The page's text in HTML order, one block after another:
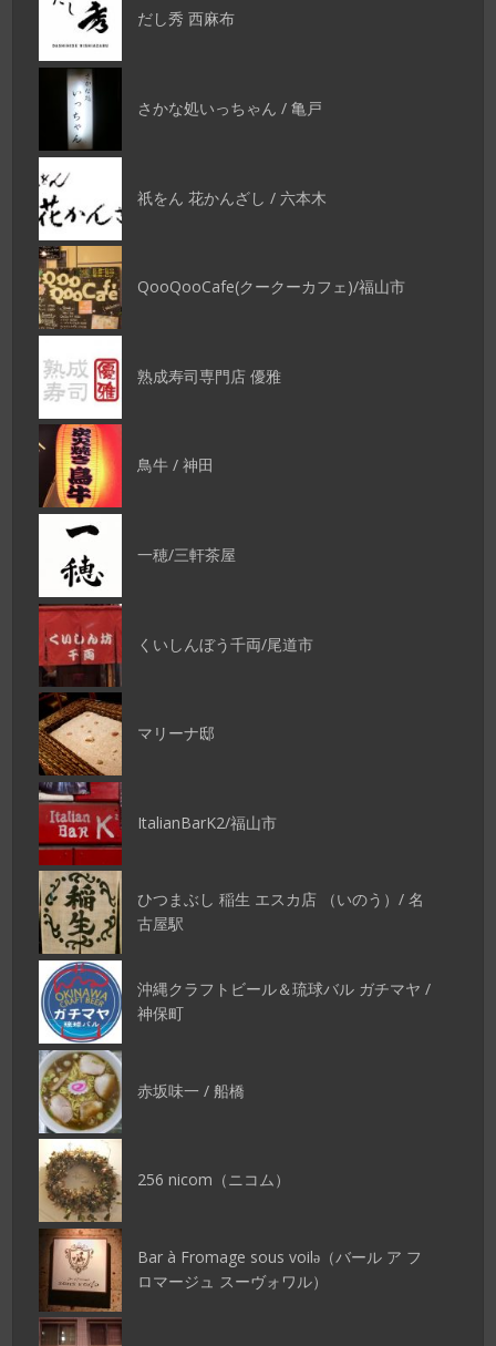
だし秀 西麻布
さかな処いっちゃん / 亀戸
祇をん 花かんざし / 六本木
QooQooCafe(クークーカフェ)/福山市
熟成寿司専門店 優雅
鳥牛 / 神田
一穂/三軒茶屋
くいしんぼう千両/尾道市
マリーナ邸
ItalianBarK2/福山市
ひつまぶし 稲生 エスカ店 （いのう）/ 名
古屋駅
沖縄クラフトビール＆琉球バル ガチマヤ /
神保町
赤坂味一 / 船橋
256 nicom（ニコム）
Bar à Fromage sous voilǝ（バール ア フ
ロマージュ スーヴォワル）